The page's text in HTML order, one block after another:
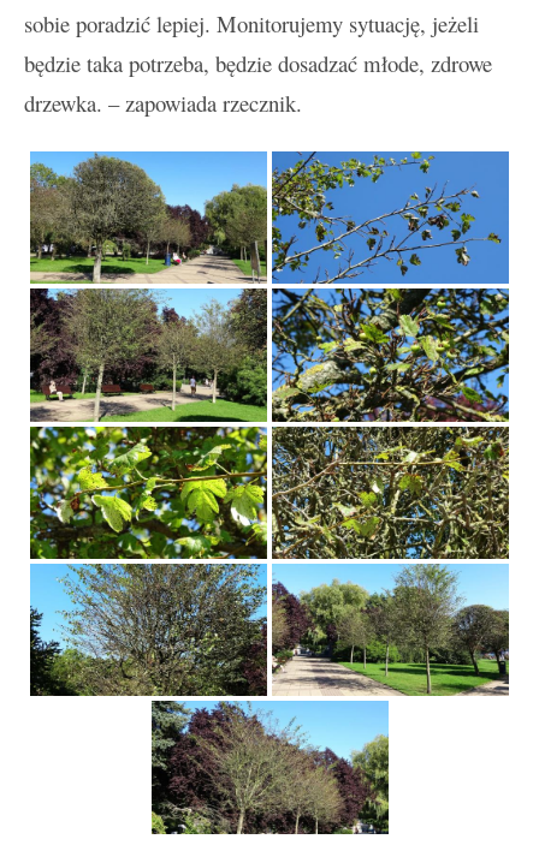
sobie poradzić lepiej. Monitorujemy sytuację, jeżeli
będzie taka potrzeba, będzie dosadzać młode, zdrowe
drzewka. – zapowiada rzecznik.